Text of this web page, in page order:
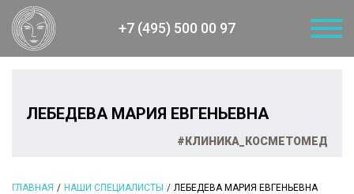
+7 (495) 500 00 97
ЛЕБЕДЕВА МАРИЯ ЕВГЕНЬЕВНА
#КЛИНИКА_КОСМЕТОМЕД
ГЛАВНАЯ НАШИ СПЕЦИАЛИСТЫ ЛЕБЕДЕВА МАРИЯ ЕВГЕНЬЕВНА